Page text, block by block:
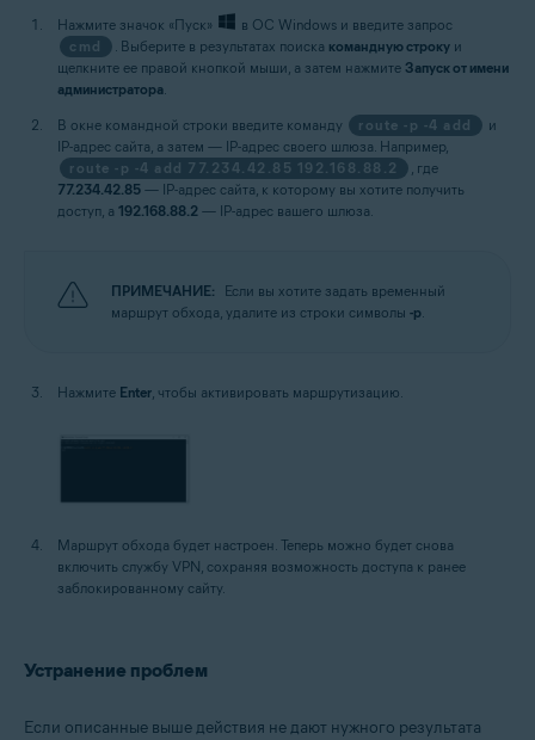
Нажмите значок «Пуск»
в ОС Windows и введите запрос
cmd
. Выберите в результатах поиска командную строкуи
щелкните ее правой кнопкой мыши, а затем нажмите Запуск от имени
администратора.
В окне командной строки введите команду
route -p -4 add
и
IP-адрес сайта, а затем — IP-адрес своего шлюза. Например,
route -p -4 add 77.234.42.85 192.168.88.2
, где
77.234.42.85 — IP-адрес сайта, к которому вы хотите получить
доступ, а 192.168.88.2 — IP-адрес вашего шлюза.
ПРИМЕЧАНИЕ:
Если вы хотите задать временный
маршрут обхода, удалите из строки символы -p.
Нажмите Enter, чтобы активировать маршрутизацию.
Маршрут обхода будет настроен. Теперь можно будет снова
включить службу VPN, сохраняя возможность доступа к ранее
заблокированному сайту.
Устранение проблем
Если описанные выше действия не дают нужного результата